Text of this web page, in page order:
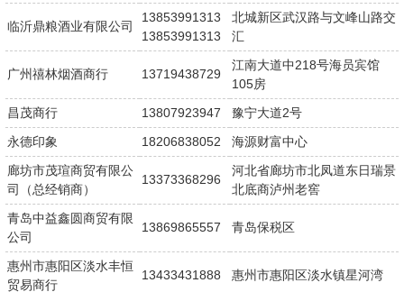
临沂鼎粮酒业有限公司
13853991313
13853991313
北城新区武汉路与文峰山路交
汇
广州禧林烟酒商行 13719438729
江南大道中218号海员宾馆
105房
昌茂商行
13807923947
豫宁大道2号
永德印象
18206838052
海源财富中心
廊坊市茂瑄商贸有限公
司（总经销商）
13373368296
河北省廊坊市北凤道东日瑞景
北底商泸州老窖
青岛中益鑫圆商贸有限
公司
13869865557 青岛保税区
惠州市惠阳区淡水丰恒
贸易商行
13433431888 惠州市惠阳区淡水镇星河湾